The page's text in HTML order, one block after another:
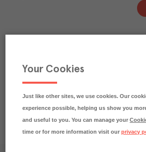
Praktisk info
Your Cookies
Just like other sites, we use cookies. Our
experience possible, helping us show you
and useful to you. You can manage your
time or for more information visit ourprivacy